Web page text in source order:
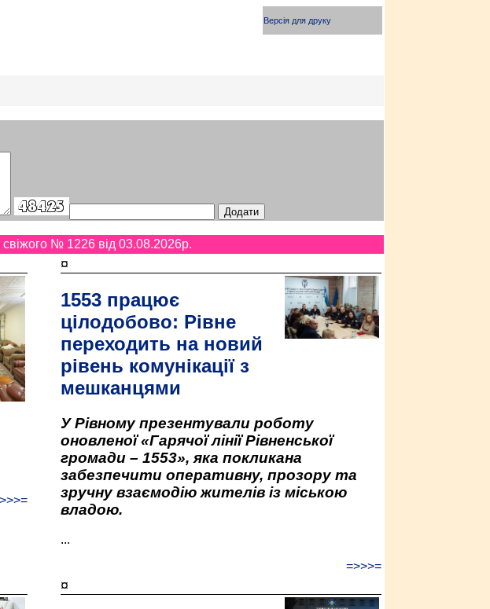
Версія для друку
свіжого № 1226 від 03.08.2026p.
¤
1553 працює
цілодобово: Рівне
переходить на новий
рівень комунікації з
мешканцями
У Рівному презентували роботу
оновленої «Гарячої лінії Рівненської
громади – 1553», яка покликана
забезпечити оперативну, прозору та
зручну взаємодію жителів із міською
владою.
...
=>>>=
¤